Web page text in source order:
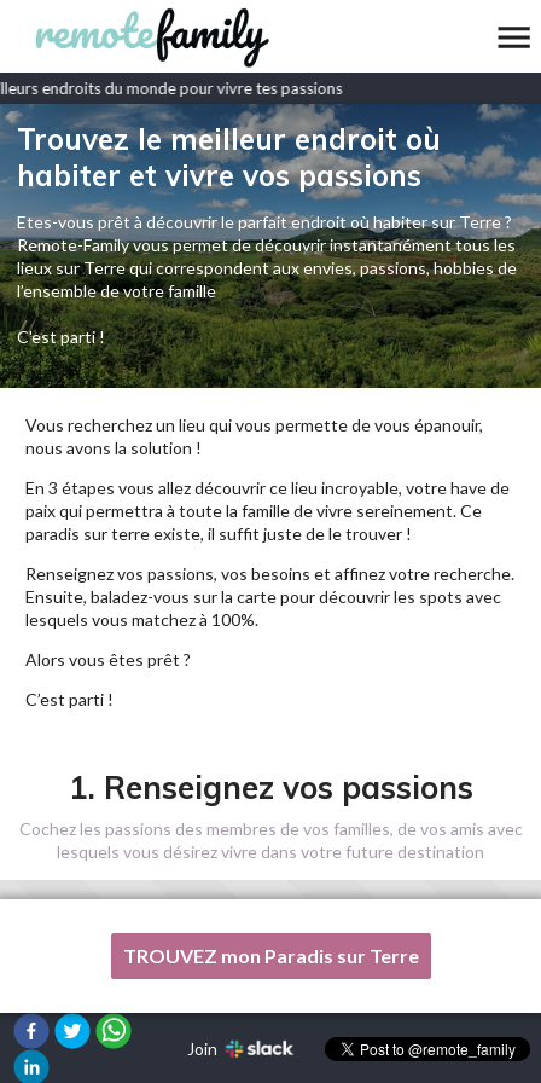
endroits du monde pour vivre tes passions
Trouvez le meilleur endroit où
habiter et vivre vos passions
Etes-vous prêt à découvrir le parfait endroit où habiter sur Terre ?
Remote-Family vous permet de découvrir instantanément tous les
lieux sur Terre qui correspondent aux envies, passions, hobbies de
l’ensemble de votre famille
C'est parti !
Vous recherchez un lieu qui vous permette de vous épanouir,
nous avons la solution !
En 3 étapes vous allez découvrir ce lieu incroyable, votre have de
paix qui permettra à toute la famille de vivre sereinement. Ce
paradis sur terre existe, il suffit juste de le trouver !
Renseignez vos passions, vos besoins et affinez votre recherche.
Ensuite, baladez-vous sur la carte pour découvrir les spots avec
lesquels vous matchez à 100%.
Alors vous êtes prêt ?
C’est parti !
1. Renseignez vos passions
Cochez les passions des membres de vos familles, de vos amis avec
lesquels vous désirez vivre dans votre future destination
Une de mes passions n'est pas listée ici, s'il vous plaît, aidez-
TROUVEZ mon Paradis sur Terre
Join